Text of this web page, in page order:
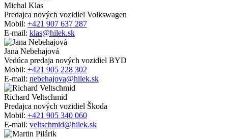
Michal Klas
Predajca nových vozidiel Volkswagen
Mobil: +421 907 637 287
E-mail: klas@hilek.sk
Jana Nebehajová
Vedúca predaja nových vozidiel BYD
Mobil: +421 905 228 302
E-mail: nebehajova@hilek.sk
Richard Veltschmid
Predajca nových vozidiel Škoda
Mobil: +421 905 340 060
E-mail: veltschmid@hilek.sk